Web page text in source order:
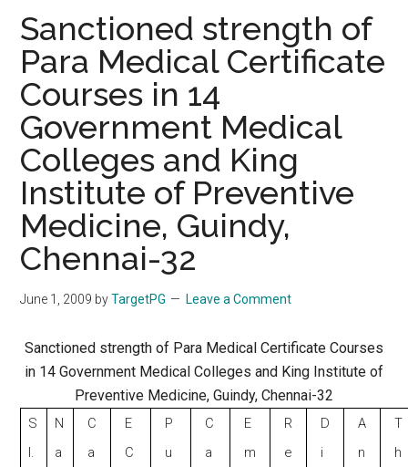
Sanctioned strength of
Para Medical Certificate
Courses in 14
Government Medical
Colleges and King
Institute of Preventive
Medicine, Guindy,
Chennai-32
June 1, 2009 byTargetPG Leave a Comment
Sanctioned strength of Para Medical Certificate Courses
in 14 Government Medical Colleges and King Institute of
Preventive Medicine, Guindy, Chennai-32
S
l.
N
a
C
a
E
C
P
u
C
a
E
m
R
e
D
i
A
n
T
h